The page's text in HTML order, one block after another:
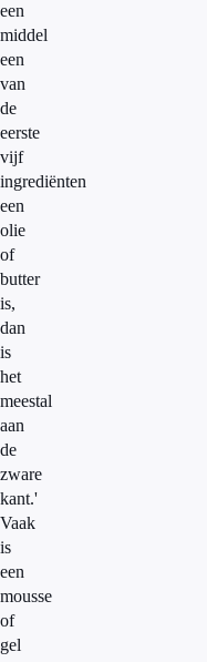
een
middel
een
van
de
eerste
vijf
ingrediënten
een
olie
of
butter
is,
dan
is
het
meestal
aan
de
zware
kant.'
Vaak
is
een
mousse
of
gel